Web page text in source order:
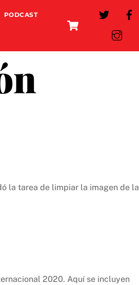
Cart
PODCAST
la tarea de limpiar la imagen de la
2020. Aquí se incluyen